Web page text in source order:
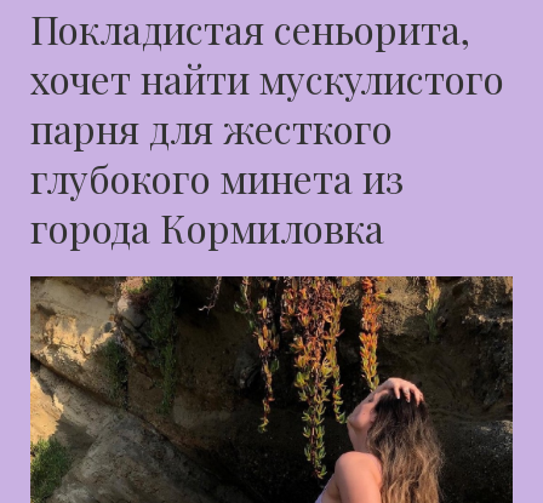
Покладистая сеньорита,
хочет найти мускулистого
парня для жесткого
глубокого минета из
города Кормиловка